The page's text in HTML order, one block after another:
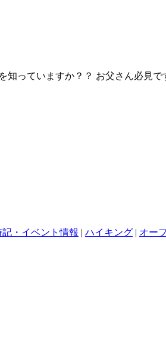
っていますか？？ お父さん必見
記・イベント情報 | ハイキング | オー